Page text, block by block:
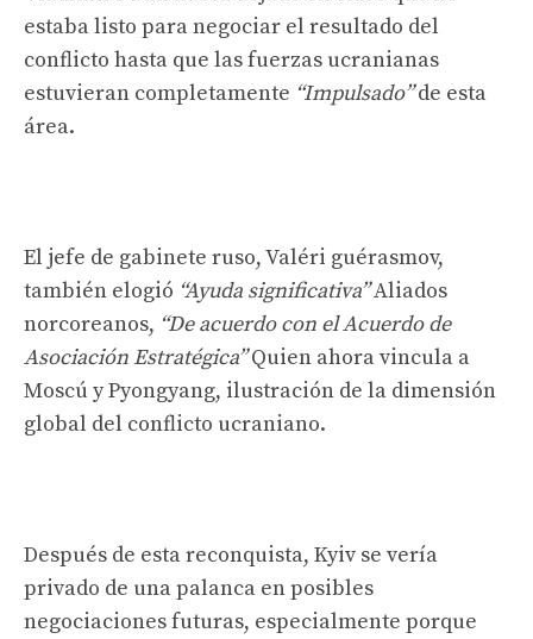
estaba listo para negociar el resultado del
conflicto hasta que las fuerzas ucranianas
estuvieran completamente “Impulsado”de esta
área.
El jefe de gabinete ruso, Valéri guérasmov,
también elogió “Ayuda significativa”Aliados
norcoreanos, “De acuerdo con el Acuerdo de
Asociación Estratégica”Quien ahora vincula a
Moscú y Pyongyang, ilustración de la dimensión
global del conflicto ucraniano.
Después de esta reconquista, Kyiv se vería
privado de una palanca en posibles
negociaciones futuras, especialmente porque